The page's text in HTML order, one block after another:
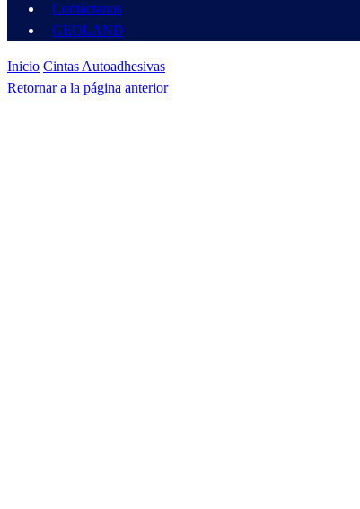
Contáctanos
GEOLAND
Inicio Cintas Autoadhesivas
Retornar a la página anterior